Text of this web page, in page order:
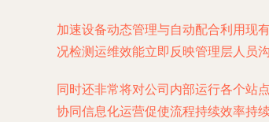
加速设备动态管理与自动配合利用现
况检测运维效能立即反映管理层人员
同时还非常将对公司内部运行各个站
协同信息化运营促使流程持续效率持